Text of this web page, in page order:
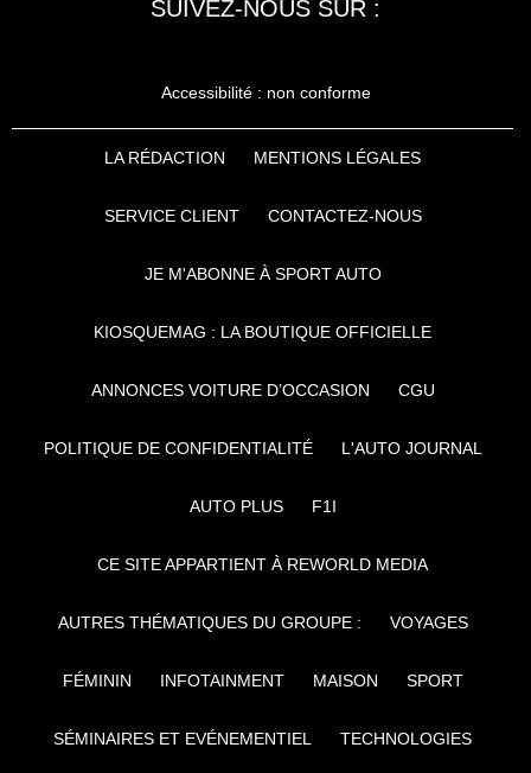
SUIVEZ-NOUS SUR :
Accessibilité : non conforme
LA RÉDACTION MENTIONS LÉGALES
SERVICE CLIENT CONTACTEZ-NOUS
JE M'ABONNE À SPORT AUTO
KIOSQUEMAG : LA BOUTIQUE OFFICIELLE
ANNONCES VOITURE D’OCCASION CGU
POLITIQUE DE CONFIDENTIALITÉ L'AUTO JOURNAL
AUTO PLUS F1I
CE SITE APPARTIENT À REWORLD MEDIA
AUTRES THÉMATIQUES DU GROUPE : VOYAGES
FÉMININ INFOTAINMENT MAISON SPORT
SÉMINAIRES ET EVÉNEMENTIEL TECHNOLOGIES